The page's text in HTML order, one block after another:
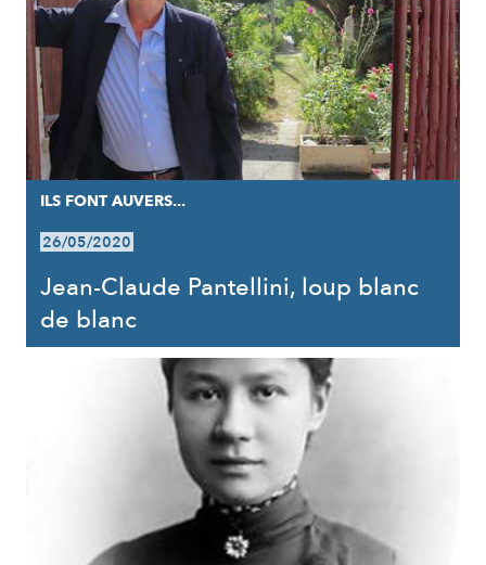
ILS FONT AUVERS...
26/05/2020
Jean-Claude Pantellini, loup blanc
de blanc